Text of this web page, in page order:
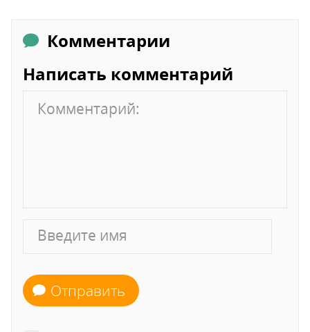
Комментарии
Написать комментарий
Отправить